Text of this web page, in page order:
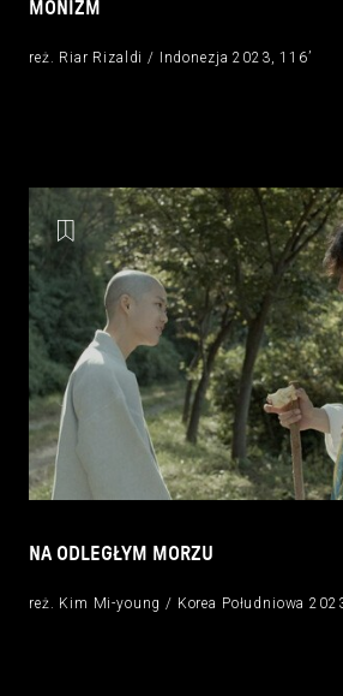
MONIZM
reż. Riar Rizaldi / Indonezja 2023, 116’
NA ODLEGŁYM MORZU
reż. Kim Mi-young / Korea Południowa